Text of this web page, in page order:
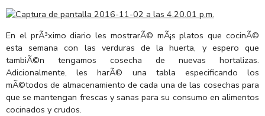
En el prÃ³ximo diario les mostrarÃ© mÃ¡s platos que cocinÃ©
esta semana con las verduras de la huerta, y espero que
tambiÃ©n tengamos cosecha de nuevas hortalizas.
Adicionalmente, les harÃ© una tabla especificando los
mÃ©todos de almacenamiento de cada una de las cosechas para
que se mantengan frescas y sanas para su consumo en alimentos
cocinados y crudos.